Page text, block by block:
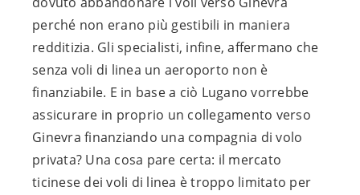
perché non erano più gestibili in maniera
redditizia. Gli specialisti, infine, affermano che
senza voli di linea un aeroporto non è
finanziabile. E in base a ciò Lugano vorrebbe
assicurare in proprio un collegamento verso
Ginevra finanziando una compagnia di volo
privata? Una cosa pare certa: il mercato
ticinese dei voli di linea è troppo limitato per